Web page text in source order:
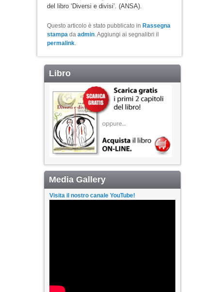
del libro ‘Diversi e divisi’. (ANSA).
Questo articolo è stato pubblicato in Rassegna
stampada admin. Aggiungi ai segnalibri il
permalink.
Libro
Media Gallery
Visita il nostro canale YouTube!